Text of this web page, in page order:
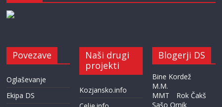
Povezave
Oglaševanje
Ekipa DS
Naši drugi
projekti
Kozjansko.info
Blogerji DS
Bine Kordež
M.M.
MMT
Rok Čakš
Sašo Ornik